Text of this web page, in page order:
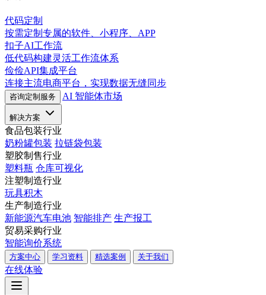
代码定制
按需定制专属的软件、小程序、APP
扣子AI工作流
低代码构建灵活工作流体系
俭俭API集成平台
连接主流电商平台，实现数据无缝同步
咨询定制服务 AI 智能体市场
解决方案
食品包装行业
奶粉罐包装 拉链袋包装
塑胶制售行业
塑料瓶 仓库可视化
注塑制造行业
玩具积木
生产制造行业
新能源汽车电池 智能排产 生产报工
贸易采购行业
智能询价系统
方案中心 学习资料 精选案例 关于我们
在线体验